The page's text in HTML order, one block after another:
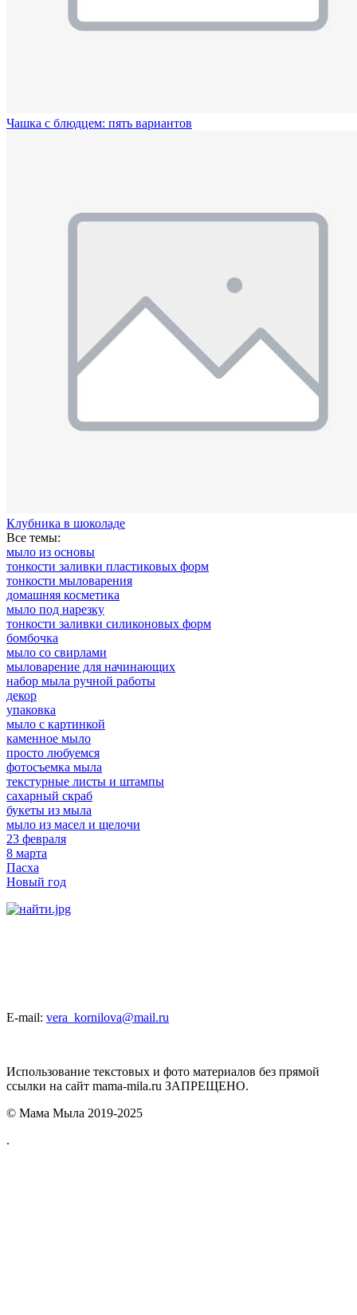
Чашка с блюдцем: пять вариантов
Клубника в шоколаде
Все темы:
мыло из основы
тонкости заливки пластиковых форм
тонкости мыловарения
домашняя косметика
мыло под нарезку
тонкости заливки силиконовых форм
бомбочка
мыло со свирлами
мыловарение для начинающих
набор мыла ручной работы
декор
упаковка
мыло с картинкой
каменное мыло
просто любуемся
фотосъемка мыла
текстурные листы и штампы
сахарный скраб
букеты из мыла
мыло из масел и щелочи
23 февраля
8 марта
Пасха
Новый год
E-mail: vera_kornilova@mail.ru
Использование текстовых и фото материалов без прямой
ссылки на сайт mama-mila.ru ЗАПРЕЩЕНО.
© Мама Мыла 2019-2025
.